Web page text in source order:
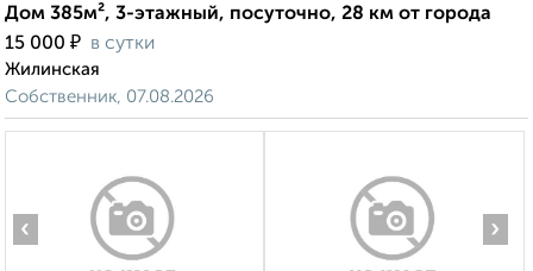
Дом 385м², 3-этажный, посуточно, 28 км от города
15 000 ₽ в сутки
Жилинская
Собственник, 07.08.2026
‹ ›